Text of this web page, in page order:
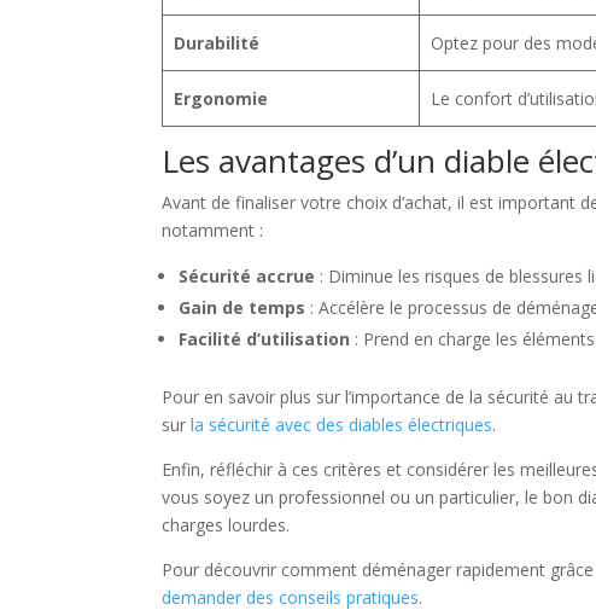
Durabilité Optez pour des
Ergonomie Le confort
Les avantages d’un diable
Avant de finaliser votre choix d’achat, il est important
notamment :
Sécurité accrue : Diminue les risques de blessures
Gain de temps : Accélère le processus de
Facilité d’utilisation : Prend en charge les
Pour en savoir plus sur l’importance de la sécurité au
surla sécurité avec des diables électriques.
Enfin, réfléchir à ces critères et considérer les
vous soyez un professionnel ou un particulier, le bon
charges lourdes.
Pour découvrir comment déménager rapidement
demander des conseils pratiques.